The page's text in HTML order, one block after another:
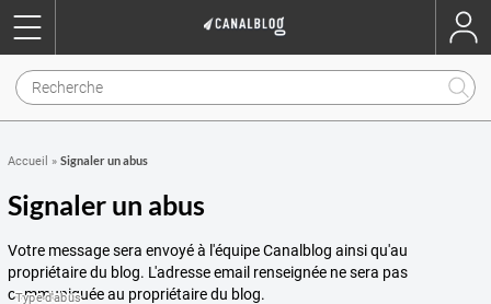
Accueil » Signaler un abus
Signaler un abus
Votre message sera envoyé à l'équipe Canalblog ainsi qu'au
propriétaire du blog. L'adresse email renseignée ne sera pas
communiquée au propriétaire du blog.